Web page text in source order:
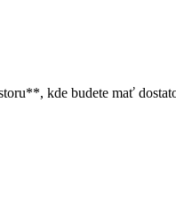
kde budete mať